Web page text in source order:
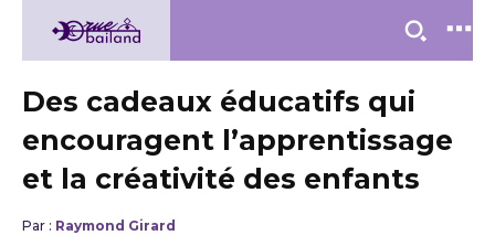
Des cadeaux éducatifs qui
encouragent l’apprentissage
et la créativité des enfants
Par : Raymond Girard